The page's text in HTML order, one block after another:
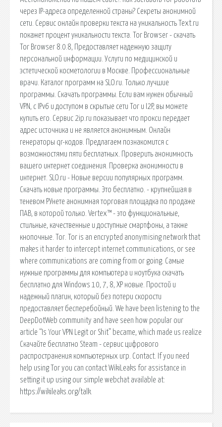
через IP-адреса определенной страны? Секреты анонимной
сети. Сервис онлайн проверки текста на уникальность Text.ru
покажет процент уникальности текста. Tor Browser - скачать
Tor Browser 8.0.8, Предоставляет надежную защиту
персональной информации. Услуги по медицинской и
эстетической косметологии в Москве. Профессиональные
врачи. Каталог программ на SLO.ru. Только лучшие
программы. Скачать программы. Если вам нужен обычный
VPN, с IPv6 и доступом в скрытые сети Tor и I2P, вы можете
купить его. Сервис 2ip.ru показывает что прокси передает
адрес источника и не является анонимным. Онлайн
генераторы qr-кодов. Предлагаем познакомится с
возможностями пяти бесплатных. Проверить анонимность
вашего интернет соединения. Проверка анонимности в
интернет. SLO.ru - Новые версии популярных программ.
Скачать новые программы. Это бесплатно. - крупнейшая в
теневом РУнете анонимная торговая площадка по продаже
ПАВ, в которой только. Vertex™ - это функциональные,
стильные, качественные и доступные смартфоны, а также
кнопочные. Tor. Tor is an encrypted anonymising network that
makes it harder to intercept internet communications, or see
where communications are coming from or going. Самые
нужные программы для компьютера и ноутбука скачать
бесплатно для Windows 10, 7, 8, XP новые. Простой и
надежный плагин, который без потери скорости
предоставляет бесперебойный. We have been listening to the
DeepDotWeb community and have seen how popular our
article “Is Your VPN Legit or Shit” became, which made us realize
Скачайте бесплатно Steam - сервис цифрового
распространения компьютерных игр. Contact. If you need
help using Tor you can contact WikiLeaks for assistance in
setting it up using our simple webchat available at:
https://wikileaks.org/talk.